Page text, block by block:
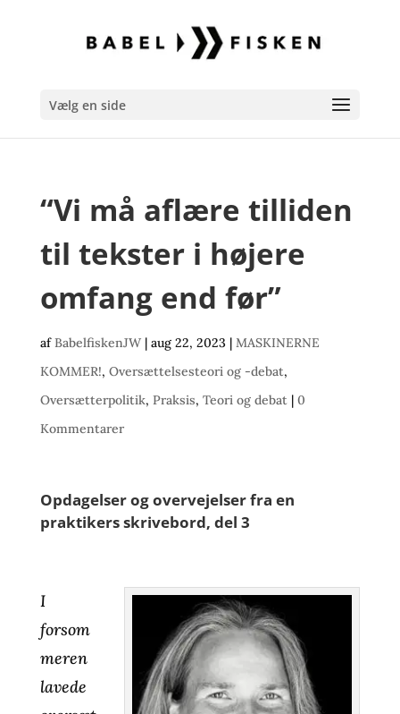
Vælg en side
“Vi må aflære tilliden
til tekster i højere
omfang end før”
afBabelfiskenJW| aug 22, 2023| MASKINERNE
KOMMER!, Oversættelsesteori og -debat,
Oversætterpolitik, Praksis, Teori og debat| 0
Kommentarer
Opdagelser og overvejelser fra en
praktikers skrivebord, del 3
I
forsom
meren
lavede